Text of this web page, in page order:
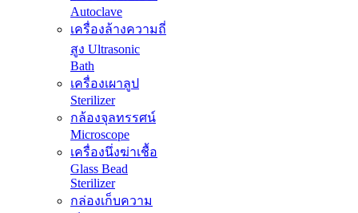
Autoclave
เครื่องล้างความถี่
สูง Ultrasonic
Bath
เครื่องเผาลูป
Sterilizer
กล้องจุลทรรศน์
Microscope
เครื่องนึ่งฆ่าเชื้อ
Glass Bead
Sterilizer
กล่องเก็บความ